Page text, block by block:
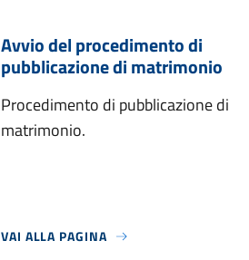
Avvio del procedimento di
pubblicazione di matrimonio
Procedimento di pubblicazione di
matrimonio.
VAI ALLA PAGINA